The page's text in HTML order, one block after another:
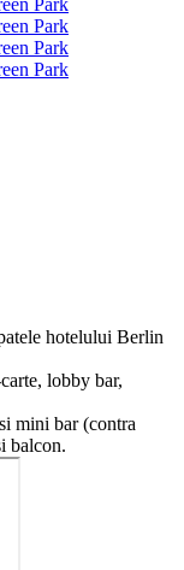
hotelului Berlin
lobby bar,
mini bar (contra
balcon.